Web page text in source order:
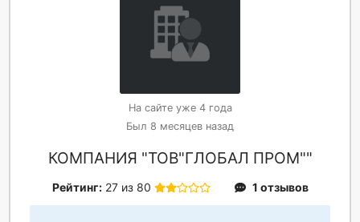
На сайте уже 4 года
Был 8 месяцев назад
КОМПАНИЯ "ТОВ"ГЛОБАЛ ПРОМ""
Рейтинг: 27 из 80 1 отзывов